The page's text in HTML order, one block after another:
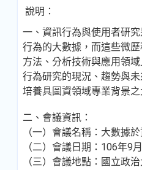
說明：
一、資訊行為與使用者研
行為的大數據，而這些微
方法、分析技術與應用領
行為研究的現況、趨勢與
培養具圖資領域專業背景
二、會議資訊：
（一）會議名稱：大數據
（二）會議日期：106年9
（三）會議地點：國立政